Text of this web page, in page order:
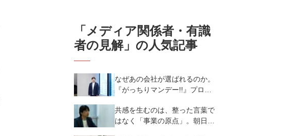
「メディア関係者・有識
者の見解」の人気記事
なぜあの会社が選ばれるのか。
『がっちりマンデー!!』プロデ
テレビ
共感を生むのは、整った言葉で
はなく「事業の原点」。朝日新